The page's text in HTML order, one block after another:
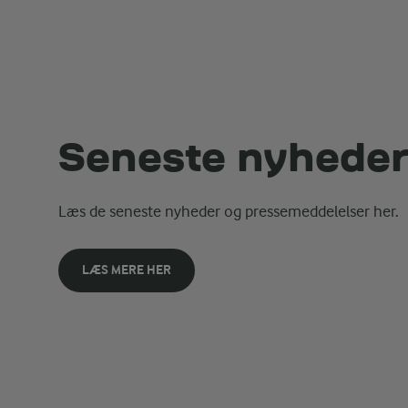
Seneste nyheder
Læs de seneste nyheder og pressemeddelelser her.
LÆS MERE HER